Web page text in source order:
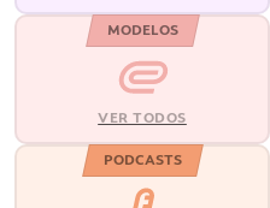
MODELOS
VER TODOS
PODCASTS